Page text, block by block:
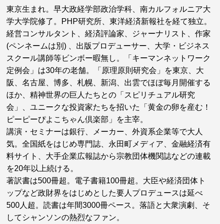
東京生まれ。早大政経学部政治学科、南カルフォルニア大
学大学院修了。PHP研究所、東洋経済新報社を経て独立。
経営コンサルタント、経済評論家、ジャーナリスト、作家
(ペンネームは別) 、出版プロデューサー、大学・ビジネス
スクール講師等ビンボー暇無し。「キーマンネットワーク
定例会」は30年の老舗。「原理原則研究会」を東京、大
阪、名古屋、博多、札幌、新潟、出雲でほぼ毎月開催する
ほか、精神世界の巨人たちとの「スピリチュアル研究
会」、ユニークな投資家たちを招いた「黄金の卵を産む！
ピーピーぴよこちゃん倶楽部」を主宰。
講演・セミナーは銀行、メーカー、外資系企業等で大人
気。全国紙をはじめ専門誌、永田町メディア、金融経済有
料サイト、大手企業広報誌から宗教団体機関誌などの連載
を20年以上続ける。
著訳書は500冊超。電子書籍100冊超。大臣や経済団体ト
ップなど政財界をはじめとした要人プロデュースは延べ
500人超。読書は年間3000冊ペース。落語と大衆演劇、そ
してシャンソンの熱烈なファン。